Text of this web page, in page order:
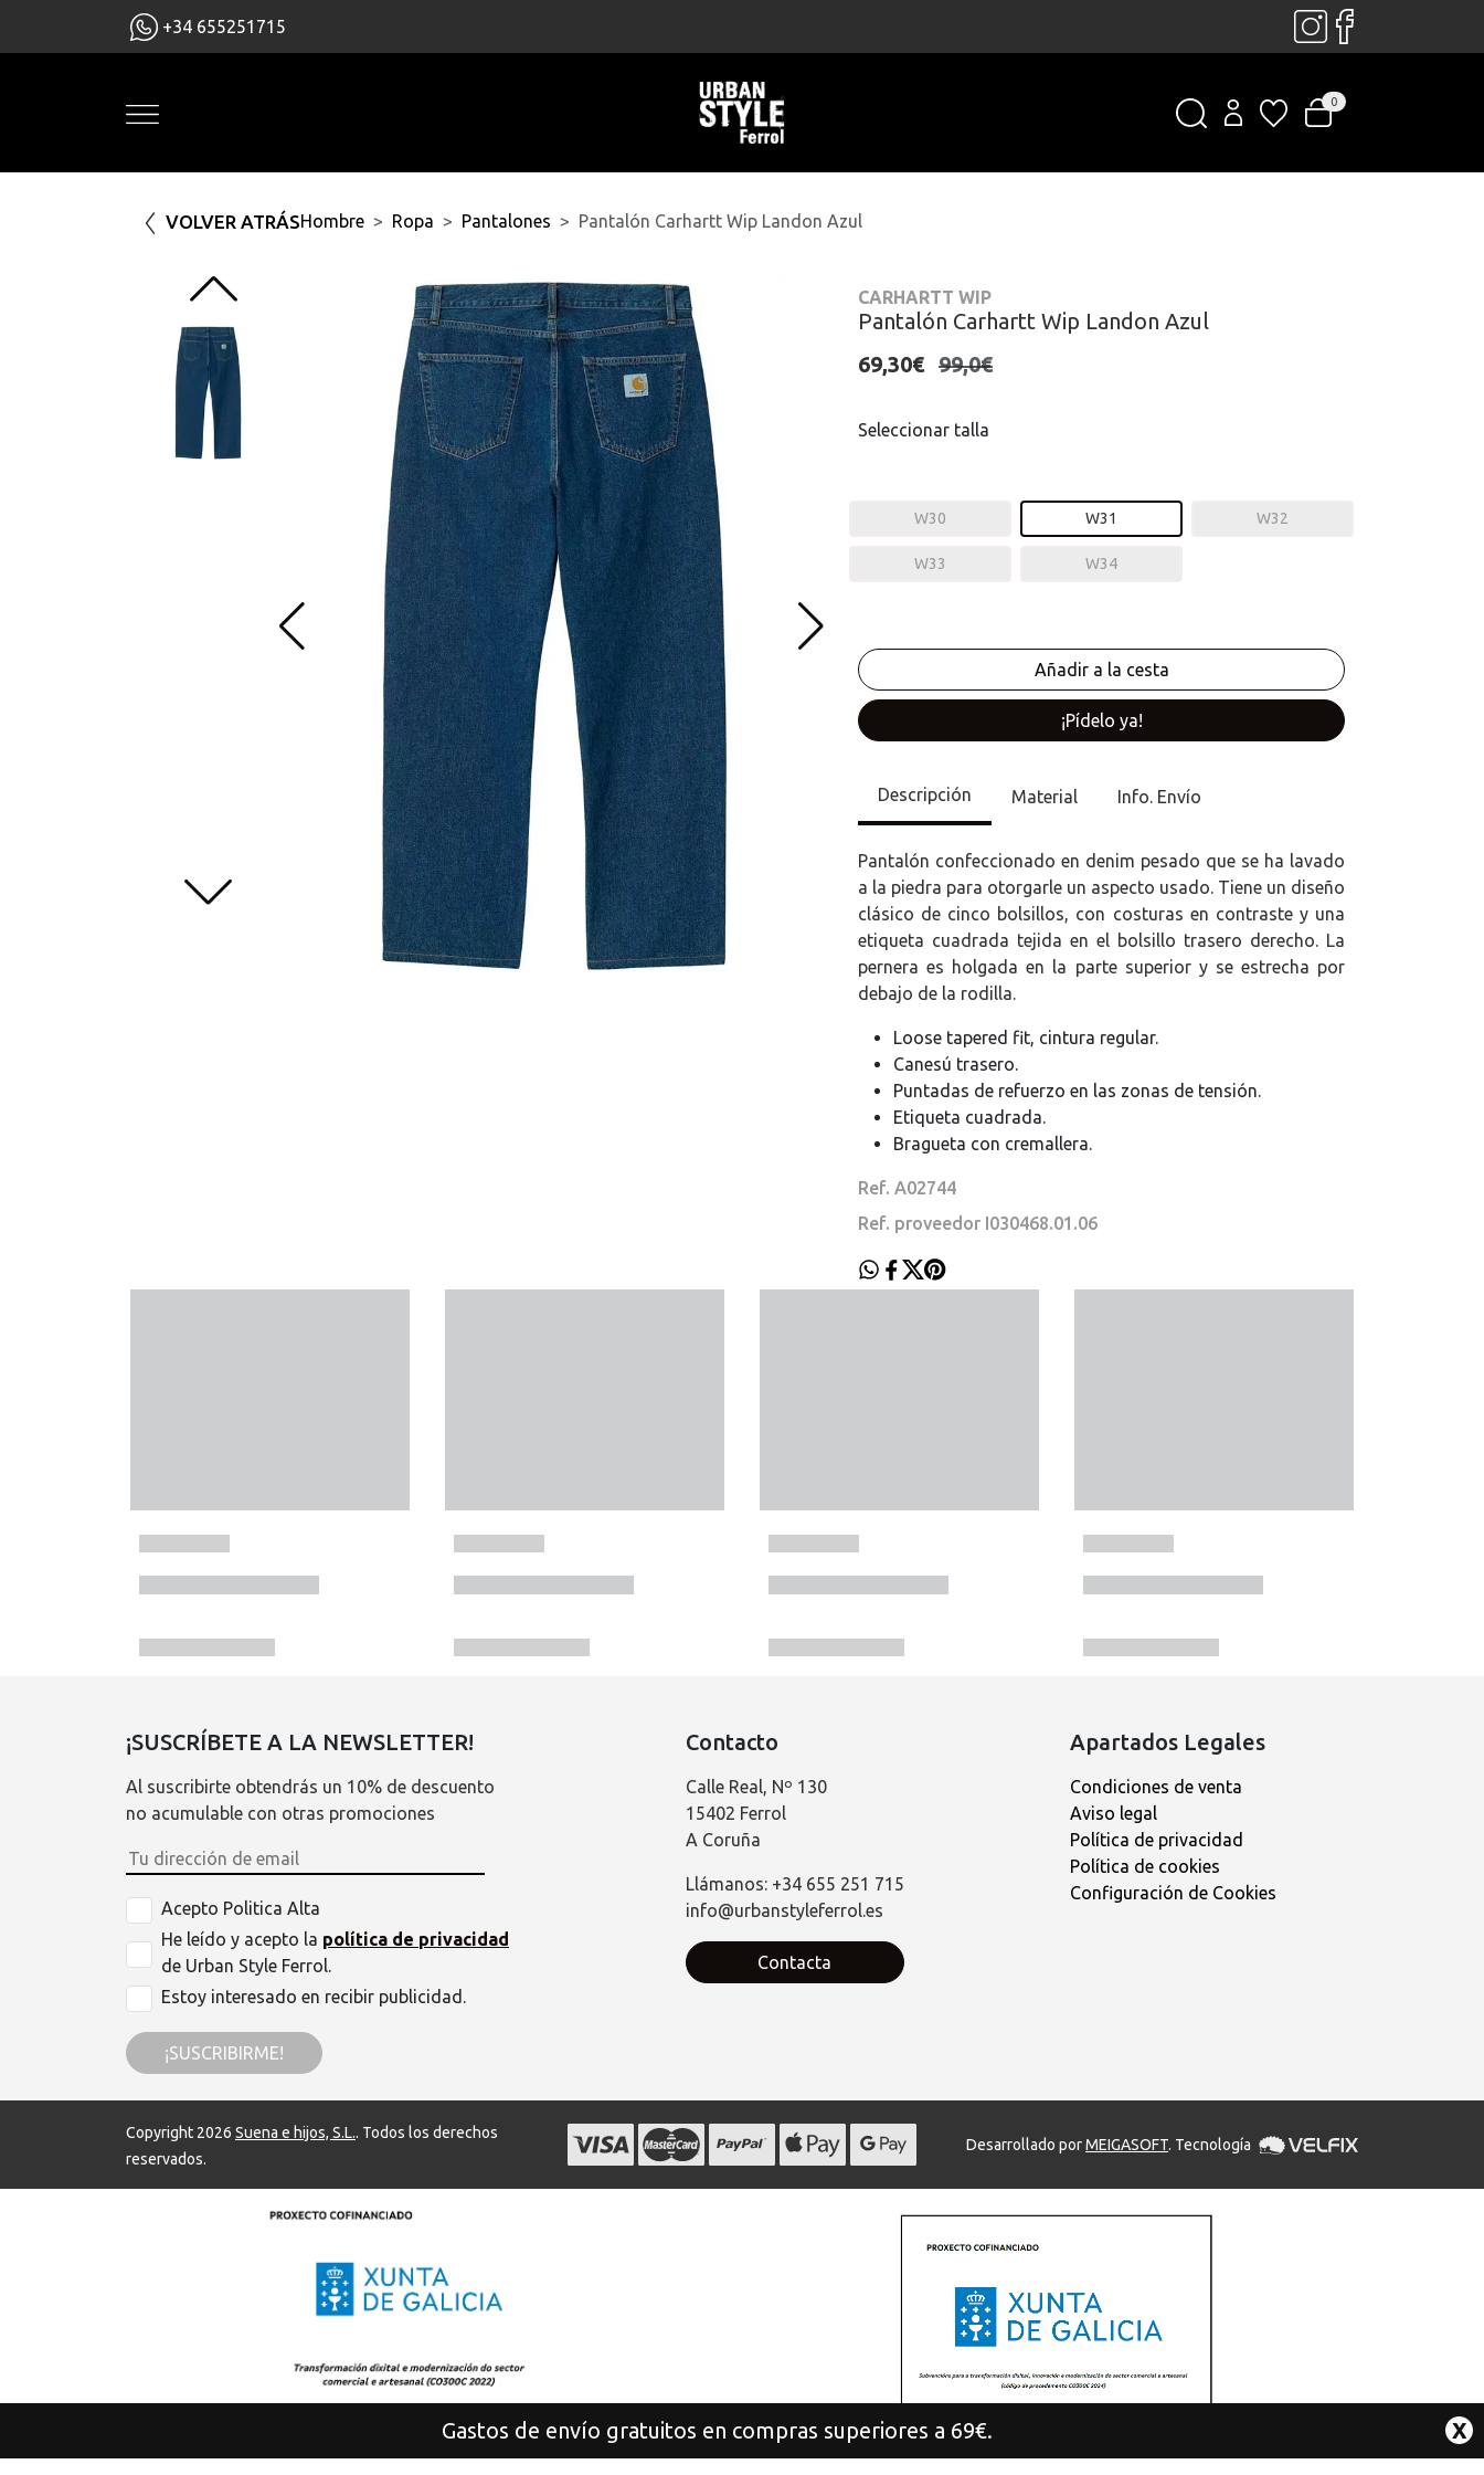
+34 655251715
0
VOLVER ATRÁSHombre Ropa Pantalones Pantalón Carhartt Wip Landon Azul
CARHARTT WIP
Pantalón Carhartt Wip Landon Azul
69,30€ 99,0€
Seleccionar talla
W30 W31 W32
W33 W34
¡Pídelo ya!
Descripción Material Info. Envío
Pantalón confeccionado en denim pesado que se ha lavado
a la piedra para otorgarle un aspecto usado. Tiene un diseño
clásico de cinco bolsillos, con costuras en contraste y una
etiqueta cuadrada tejida en el bolsillo trasero derecho. La
pernera es holgada en la parte superior y se estrecha por
debajo de la rodilla.
Loose tapered fit, cintura regular.
Canesú trasero.
Puntadas de refuerzo en las zonas de tensión.
Etiqueta cuadrada.
Bragueta con cremallera.
Ref. A02744
Ref. proveedor I030468.01.06
¡SUSCRÍBETE A LA NEWSLETTER!
Al suscribirte obtendrás un 10% de descuento
no acumulable con otras promociones
Acepto Politica Alta
He leído y acepto la política de privacidad
de Urban Style Ferrol.
Estoy interesado en recibir publicidad.
¡SUSCRIBIRME!
Contacto
Calle Real, Nº 130
15402 Ferrol
A Coruña
Llámanos: +34 655 251 715
info@urbanstyleferrol.es
Contacta
Apartados Legales
Condiciones de venta
Aviso legal
Política de privacidad
Política de cookies
Configuración de Cookies
Copyright 2026 Suena e hijos, S.L.. Todos los derechos
reservados.
Desarrollado porMEIGASOFT. Tecnología
Gastos de envío gratuitos en compras superiores a 69€. X